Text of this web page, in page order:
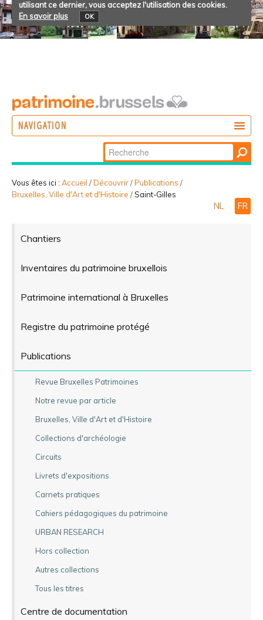
utilisant ce dernier, vous acceptez l'utilisation des cookies.
En savoir plus
OK
NAVIGATION
PARTICIPER
Chercher par
Recherche
avancée…
Vous êtes ici : Accueil /Découvrir/Publications /
Bruxelles, Ville d'Art et d'Histoire /Saint-Gilles
NL FR
Chantiers
Inventaires du patrimoine bruxellois
Patrimoine international à Bruxelles
Registre du patrimoine protégé
Publications
Revue Bruxelles Patrimoines
Notre revue par article
Bruxelles, Ville d'Art et d'Histoire
Collections d'archéologie
Circuits
Livrets d'expositions
Carnets pratiques
Cahiers pédagogiques du patrimoine
URBAN RESEARCH
Hors collection
Autres collections
Tous les titres
Centre de documentation